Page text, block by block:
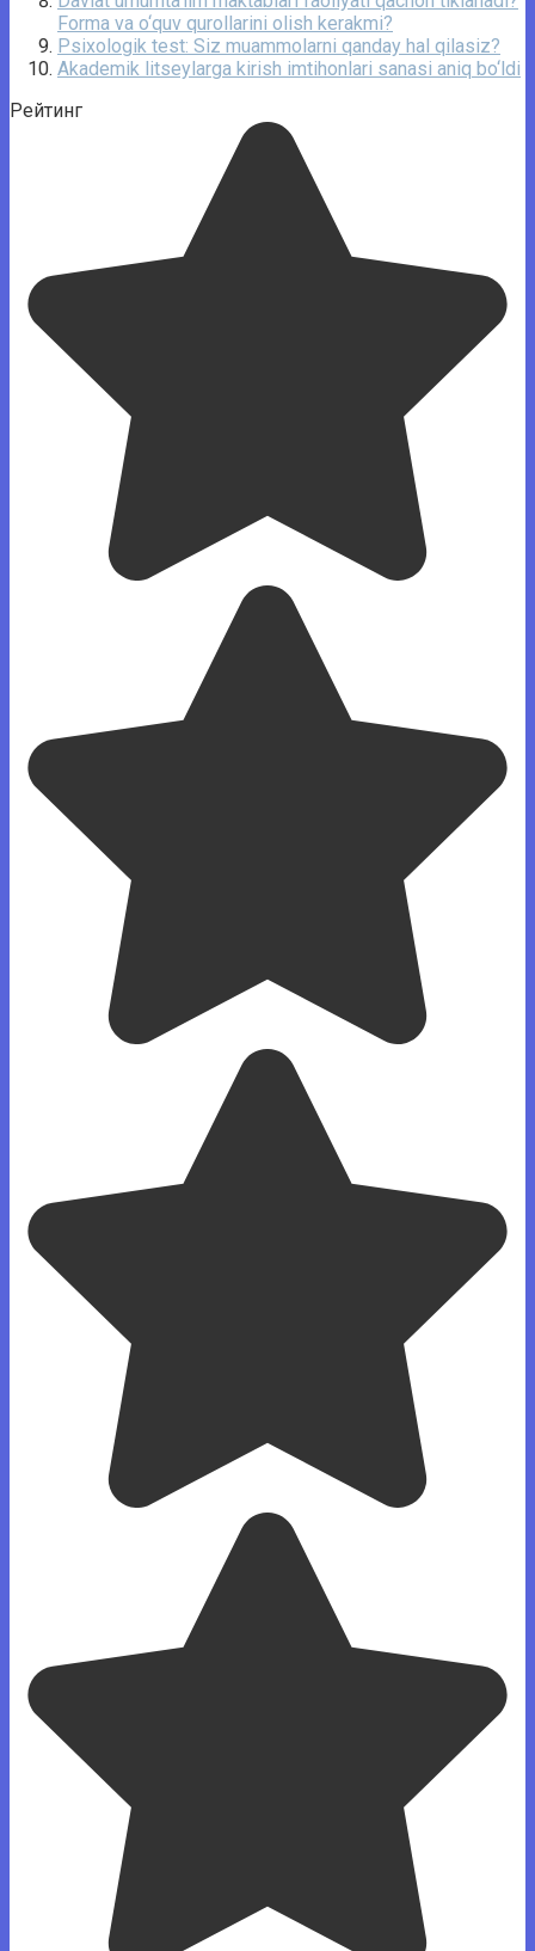
Forma va o‘quv qurollarini olish kerakmi?
Psixologik test: Siz muammolarni qanday hal qilasiz?
Akademik litseylarga kirish imtihonlari sanasi aniq bo‘ldi
Рейтинг